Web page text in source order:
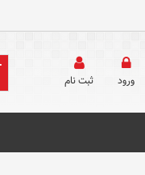
ورود ثبت‌ نام